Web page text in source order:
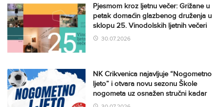
Pjesmom kroz ljetnu večer: Grižane u
petak domaćin glazbenog druženja u
sklopu 25. Vinodolskih ljetnih večeri
30.07.2026
NK Crikvenica najavljuje “Nogometno
ljeto” i otvara novu sezonu Škole
nogometa uz osnažen stručni kadar